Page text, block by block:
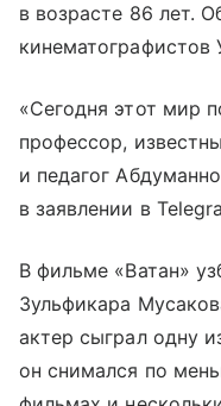
в возрасте 86 лет.
кинематографистов
«Сегодня этот мир
профессор,
и педагог
в заявлении в
В фильме «Ватан»
Зульфикара
актер сыграл одну
он снимался по